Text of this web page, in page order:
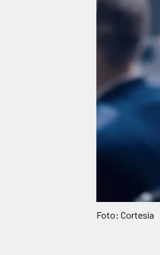
Foto: Cortesía